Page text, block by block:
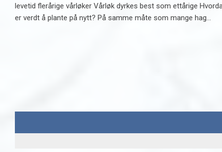
levetid flerårige vårløker Vårløk dyrkes best som ettårige
er verdt å plante på nytt? På samme måte som mange hag...